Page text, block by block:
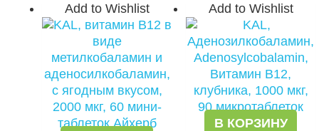
Add to Wishlist Add to Wishlist
В КОРЗИНУ